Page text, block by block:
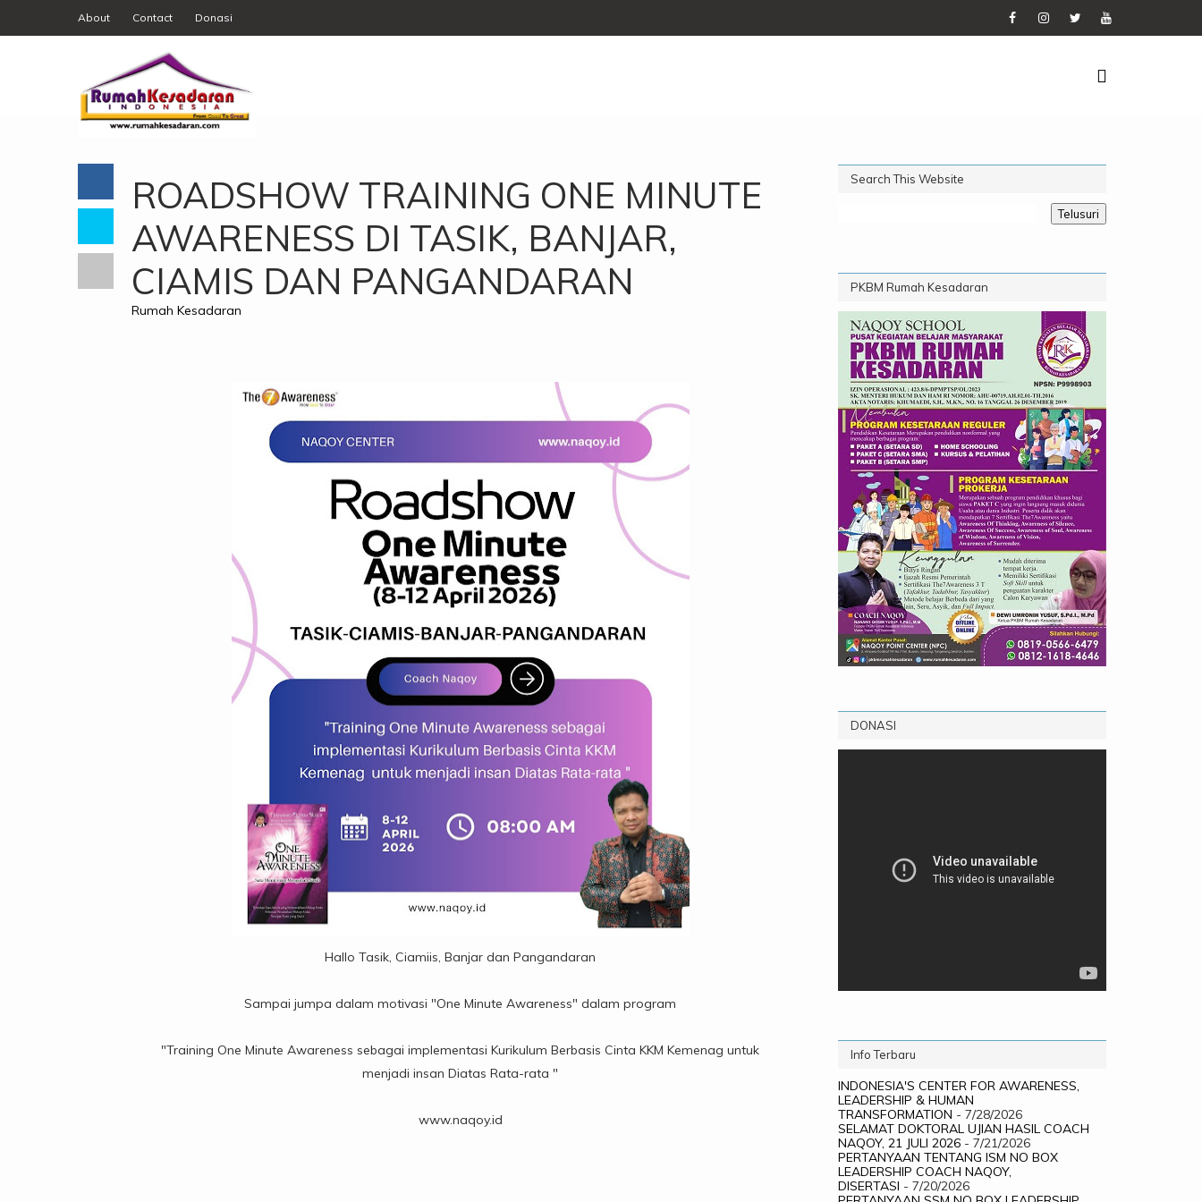
About Contact Donasi
ROADSHOW TRAINING ONE MINUTE
AWARENESS DI TASIK, BANJAR,
CIAMIS DAN PANGANDARAN
Rumah Kesadaran
Hallo Tasik, Ciamiis, Banjar dan Pangandaran
Sampai jumpa dalam motivasi "One Minute Awareness" dalam program
"Training One Minute Awareness sebagai implementasi Kurikulum Berbasis Cinta KKM Kemenag untuk
menjadi insan Diatas Rata-rata "
www.naqoy.id
Search This Website
PKBM Rumah Kesadaran
DONASI
Info Terbaru
INDONESIA'S CENTER FOR AWARENESS,
LEADERSHIP & HUMAN
TRANSFORMATION - 7/28/2026
SELAMAT DOKTORAL UJIAN HASIL COACH
NAQOY, 21 JULI 2026 - 7/21/2026
PERTANYAAN TENTANG ISM NO BOX
LEADERSHIP COACH NAQOY,
DISERTASI - 7/20/2026